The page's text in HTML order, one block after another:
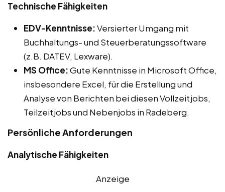
Technische Fähigkeiten
EDV-Kenntnisse:Versierter Umgang mit
Buchhaltungs- und Steuerberatungssoftware
(z.B. DATEV, Lexware).
MS Office:Gute Kenntnisse in Microsoft Office,
insbesondere Excel, für die Erstellung und
Analyse von Berichten bei diesen Vollzeitjobs,
Teilzeitjobs und Nebenjobs in Radeberg.
Persönliche Anforderungen
Analytische Fähigkeiten
Anzeige